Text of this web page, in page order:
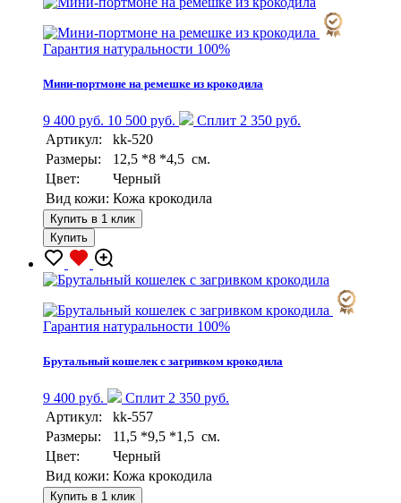
Гарантия натуральности 100%
Мини-портмоне на ремешке из крокодила
9 400 руб. 10 500 руб.
Сплит 2 350 руб.
Артикул:
kk-520
Размеры:
12,5 *8 *4,5 см.
Цвет:
Черный
Вид кожи: Кожа крокодила
Купить в 1 клик
Купить
Гарантия натуральности 100%
Брутальный кошелек с загривком крокодила
9 400 руб.
Сплит 2 350 руб.
Артикул:
kk-557
Размеры:
11,5 *9,5 *1,5 см.
Цвет:
Черный
Вид кожи: Кожа крокодила
Купить в 1 клик